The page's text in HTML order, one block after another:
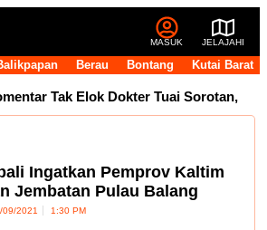
MASUK JELAJAHI
Berau Bontang Kutai Barat
Tak Elok Dokter Tuai Sorotan,
Usai Terpilih Aklamasi, Andi
Pasang Target Golkar Kuasai DPRD
Ingatkan Pemprov Kaltim
Jembatan Pulau Balang
09/2021 1:30 PM